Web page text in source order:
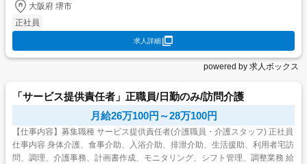
大阪府 堺市
正社員
求人詳細
powered by 求人ボックス
「サービス提供責任者」正職員/日勤のみ/訪問介護
月給26万100円～28万100円
【仕事内容】募集職種 サービス提供責任者(介護職員・介護スタッフ) 正社員
仕事内容 身体介護、食事介助、入浴介助、排泄介助、生活援助、利用者宅訪
問、調理、介護事務、計画書作成、モニタリング、シフト管理、調整業務 給